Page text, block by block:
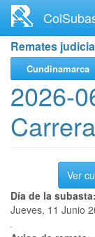
contenido
principal
Remates
Cundinamarca
2026-
Ver
Día de la subasta:
Jueves, 11 Junio